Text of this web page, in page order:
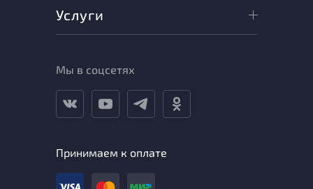
Услуги
Мы в соцсетях
Принимаем к оплате